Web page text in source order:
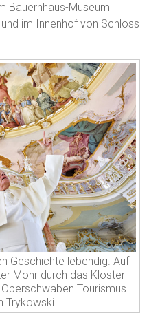
Bauernhaus-Museum
im Innenhof von Schloss
Geschichte lebendig. Auf
Mohr durch das Kloster
Tourismus
Trykowski